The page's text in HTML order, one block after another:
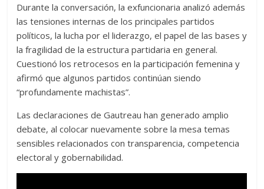
Durante la conversación, la exfuncionaria analizó además
las tensiones internas de los principales partidos
políticos, la lucha por el liderazgo, el papel de las bases y
la fragilidad de la estructura partidaria en general.
Cuestionó los retrocesos en la participación femenina y
afirmó que algunos partidos continúan siendo
“profundamente machistas”.
Las declaraciones de Gautreau han generado amplio
debate, al colocar nuevamente sobre la mesa temas
sensibles relacionados con transparencia, competencia
electoral y gobernabilidad.